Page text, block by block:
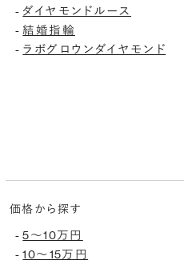
-ダイヤモンドルース
-結婚指輪
- ラボグロウンダイヤモンド
価格から探す
-5〜10万円
-10〜15万円